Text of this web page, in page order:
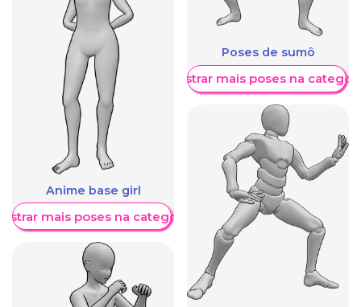
Anime base girl
mais poses na categoria
Poses de sumô
Mostrar mais poses na